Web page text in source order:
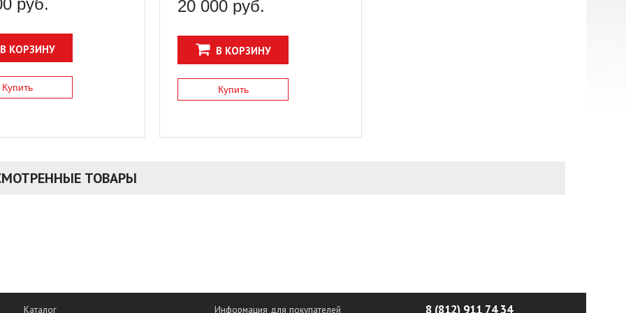
из D3O свод...
руб.
В КОРЗИНУ
Купить
20 000 руб.
В КОРЗИНУ
Купить
ТОВАРЫ
Каталог Информация для покупателей 8 (812) 911 74 34